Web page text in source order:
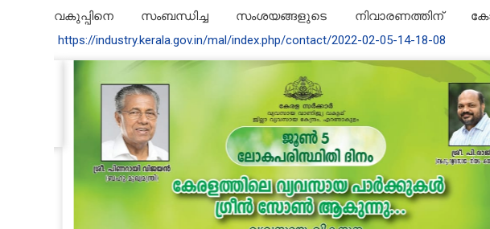
വകുപ്പിനെ സംബന്ധിച്ച സംശയങ്ങളുടെ നിവാരണത്തിന്
https://industry.kerala.gov.in/mal/index.php/contact/2022-02-05-14-18-08